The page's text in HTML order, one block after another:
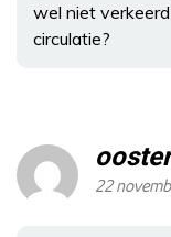
wel niet
circulatie?
22